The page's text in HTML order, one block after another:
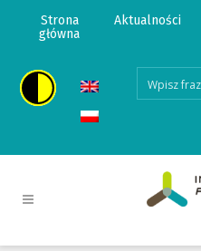
Strona
główna
Aktualności